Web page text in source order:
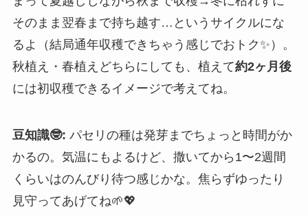
そのまま翌春まで持ち越す…というサイクルにな
るよ（結局通年収穫できちゃう感じでおトク✨）。
秋植え・春植えどちらにしても、植えて約2ヶ月後
には初収穫できるイメージで考えてね。
豆知識🤓: パセリの種は発芽までちょっと時間がか
かるの。気温にもよるけど、撒いてから1〜2週間
くらいはのんびり待つ感じかな。焦らずゆったり
見守ってあげてね🌱💖